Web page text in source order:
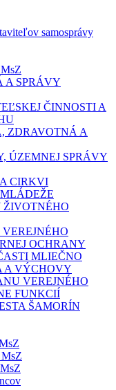
samosprávy
A SPRÁVY
ČINNOSTI A
ZDRAVOTNÁ A
ÚZEMNEJ SPRÁVY
CIRKVI
ŽIVOTNÉHO
OCHRANY
MLIEČNO
A VÝCHOVY
VEREJNÉHO
FUNKCIÍ
ŠAMORÍN
MsZ